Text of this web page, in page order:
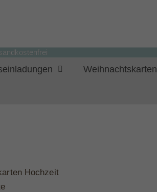
Weihnachtskarten
Hochzeit